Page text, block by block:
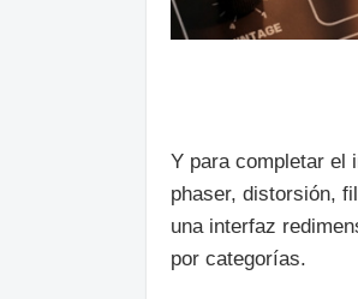
Y para completar el
phaser, distorsión,
una interfaz
por categorías.